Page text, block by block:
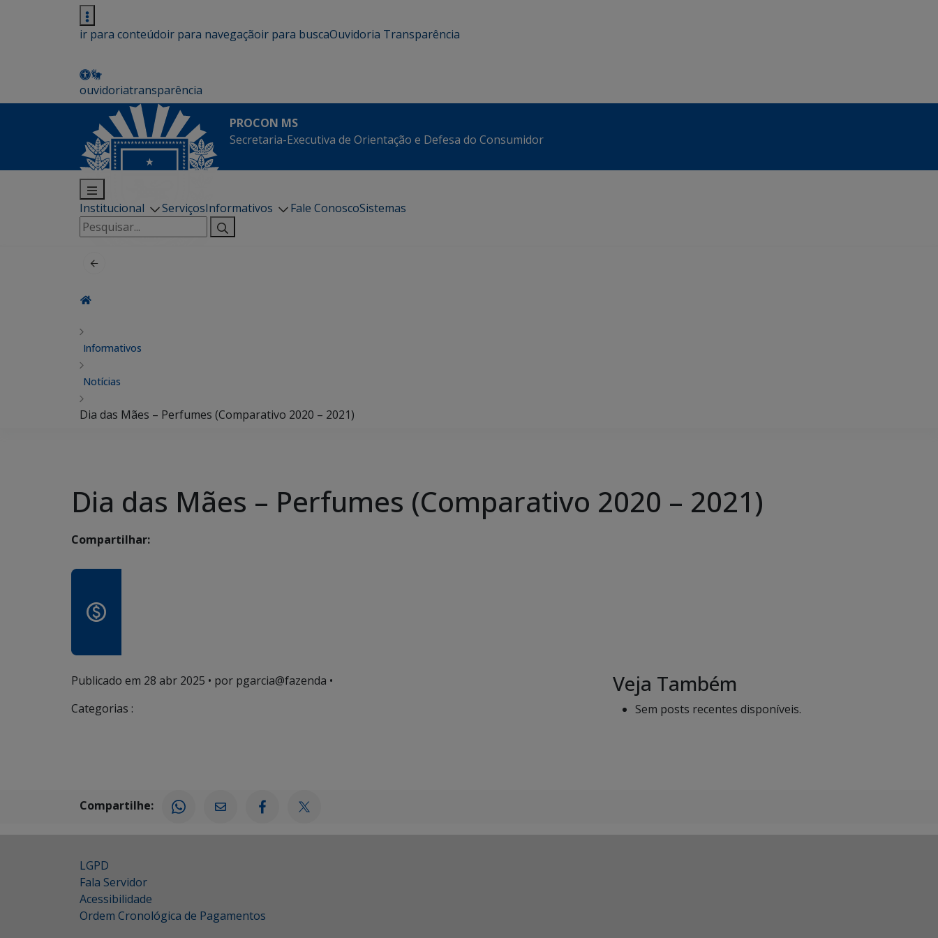
ir para conteúdoir para navegaçãoir para buscaOuvidoria Transparência
ouvidoriatransparência
PROCON MS
Secretaria-Executiva de Orientação e Defesa do Consumidor
Institucional ServiçosInformativos Fale ConoscoSistemas
Pesquisar
por:
Informativos
Notícias
Dia das Mães – Perfumes (Comparativo 2020 – 2021)
Dia das Mães – Perfumes (Comparativo 2020 – 2021)
Compartilhar:
Publicado em 28 abr 2025 • por pgarcia@fazenda •
Categorias :
Veja Também
Sem posts recentes disponíveis.
Compartilhe:
LGPD
Fala Servidor
Acessibilidade
Ordem Cronológica de Pagamentos